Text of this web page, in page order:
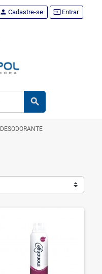
search
person Cadastre-se input Entrar
DESODORANTE